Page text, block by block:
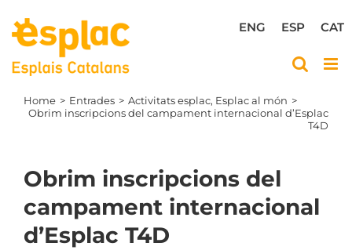
content
CAT
ESP
ENG
Home Entrades Activitats esplac Esplac al món
Obrim inscripcions del campament internacional d’Esplac
T4D
Obrim inscripcions del
campament internacional
d’Esplac T4D